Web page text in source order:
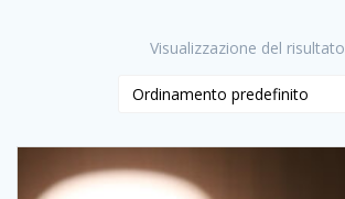
Visualizzazione del risultato